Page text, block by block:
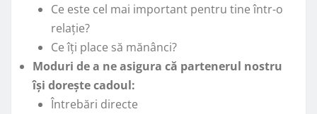
Ce este cel mai important pentru tine într-o
relație?
Ce îți place să mănânci?
Moduri de a ne asigura că partenerul nostru
își dorește cadoul:
Întrebări directe